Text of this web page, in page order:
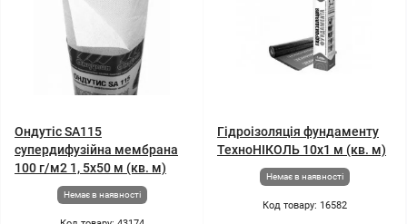
Ондутіс SA115
супердифузійна мембрана
100 г/м2 1, 5x50 м (кв. м)
Немає в наявності
Гідроізоляція фундаменту
ТехноНІКОЛЬ 10x1 м (кв. м)
Немає в наявності
Код товару: 16582